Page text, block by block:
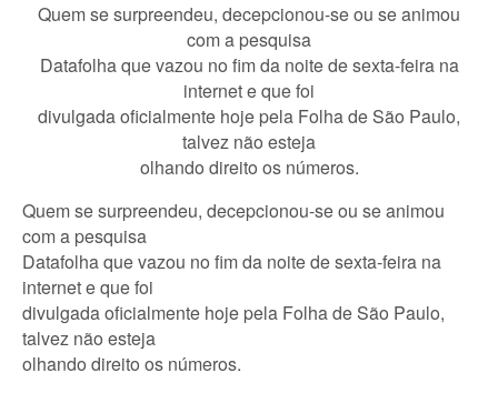
Quem se surpreendeu, decepcionou-se ou se animou
com a pesquisa
Datafolha que vazou no fim da noite de sexta-feira na
internet e que foi
divulgada oficialmente hoje pela Folha de São Paulo,
talvez não esteja
olhando direito os números.
Quem se surpreendeu, decepcionou-se ou se animou
com a pesquisa
Datafolha que vazou no fim da noite de sexta-feira na
internet e que foi
divulgada oficialmente hoje pela Folha de São Paulo,
talvez não esteja
olhando direito os números.